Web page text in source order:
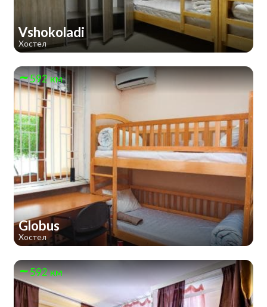
Vshokoladi
Хостел
592 км
Globus
Хостел
592 км